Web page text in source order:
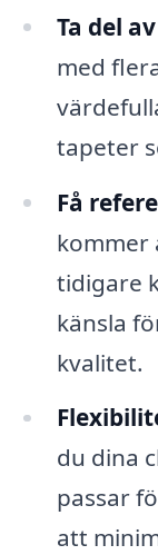
Ta del
med
tapeter
Få
kommer
tidigare
känsla
kvalitet.
du dina
passar
att